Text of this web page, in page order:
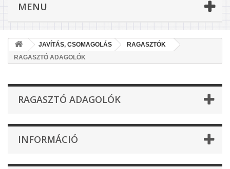
MENU
JAVÍTÁS, CSOMAGOLÁS
RAGASZTÓK
RAGASZTÓ ADAGOLÓK
RAGASZTÓ ADAGOLÓK
INFORMÁCIÓ